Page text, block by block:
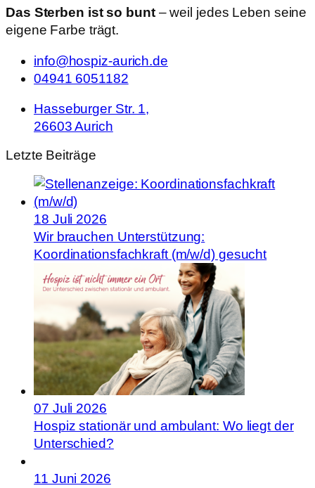
Das Sterben ist so bunt– weil jedes Leben seine
eigene Farbe trägt.
info@hospiz-aurich.de
04941 6051182
Hasseburger Str. 1,
26603 Aurich
Letzte Beiträge
18 Juli 2026
Wir brauchen Unterstützung:
Koordinationsfachkraft (m/w/d) gesucht
07 Juli 2026
Hospiz stationär und ambulant: Wo liegt der
Unterschied?
11 Juni 2026